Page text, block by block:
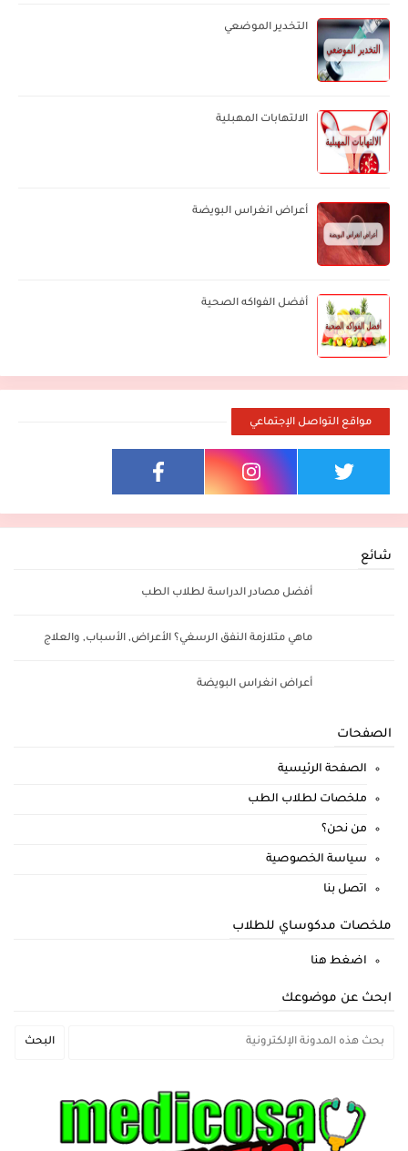
التخدير الموضعي
الالتهابات المهبلية
أعراض انغراس البويضة
أفضل الفواكه الصحية
مواقع التواصل الإجتماعي
شائع
أفضل مصادر الدراسة لطلاب الطب
ماهي متلازمة النفق الرسغي؟ الأعراض, الأسباب, والعلاج
أعراض انغراس البويضة
الصفحات
الصفحة الرئيسية
ملخصات لطلاب الطب
من نحن؟
سياسة الخصوصية
اتصل بنا
ملخصات مدكوساي للطلاب
اضغط هنا
ابحث عن موضوعك